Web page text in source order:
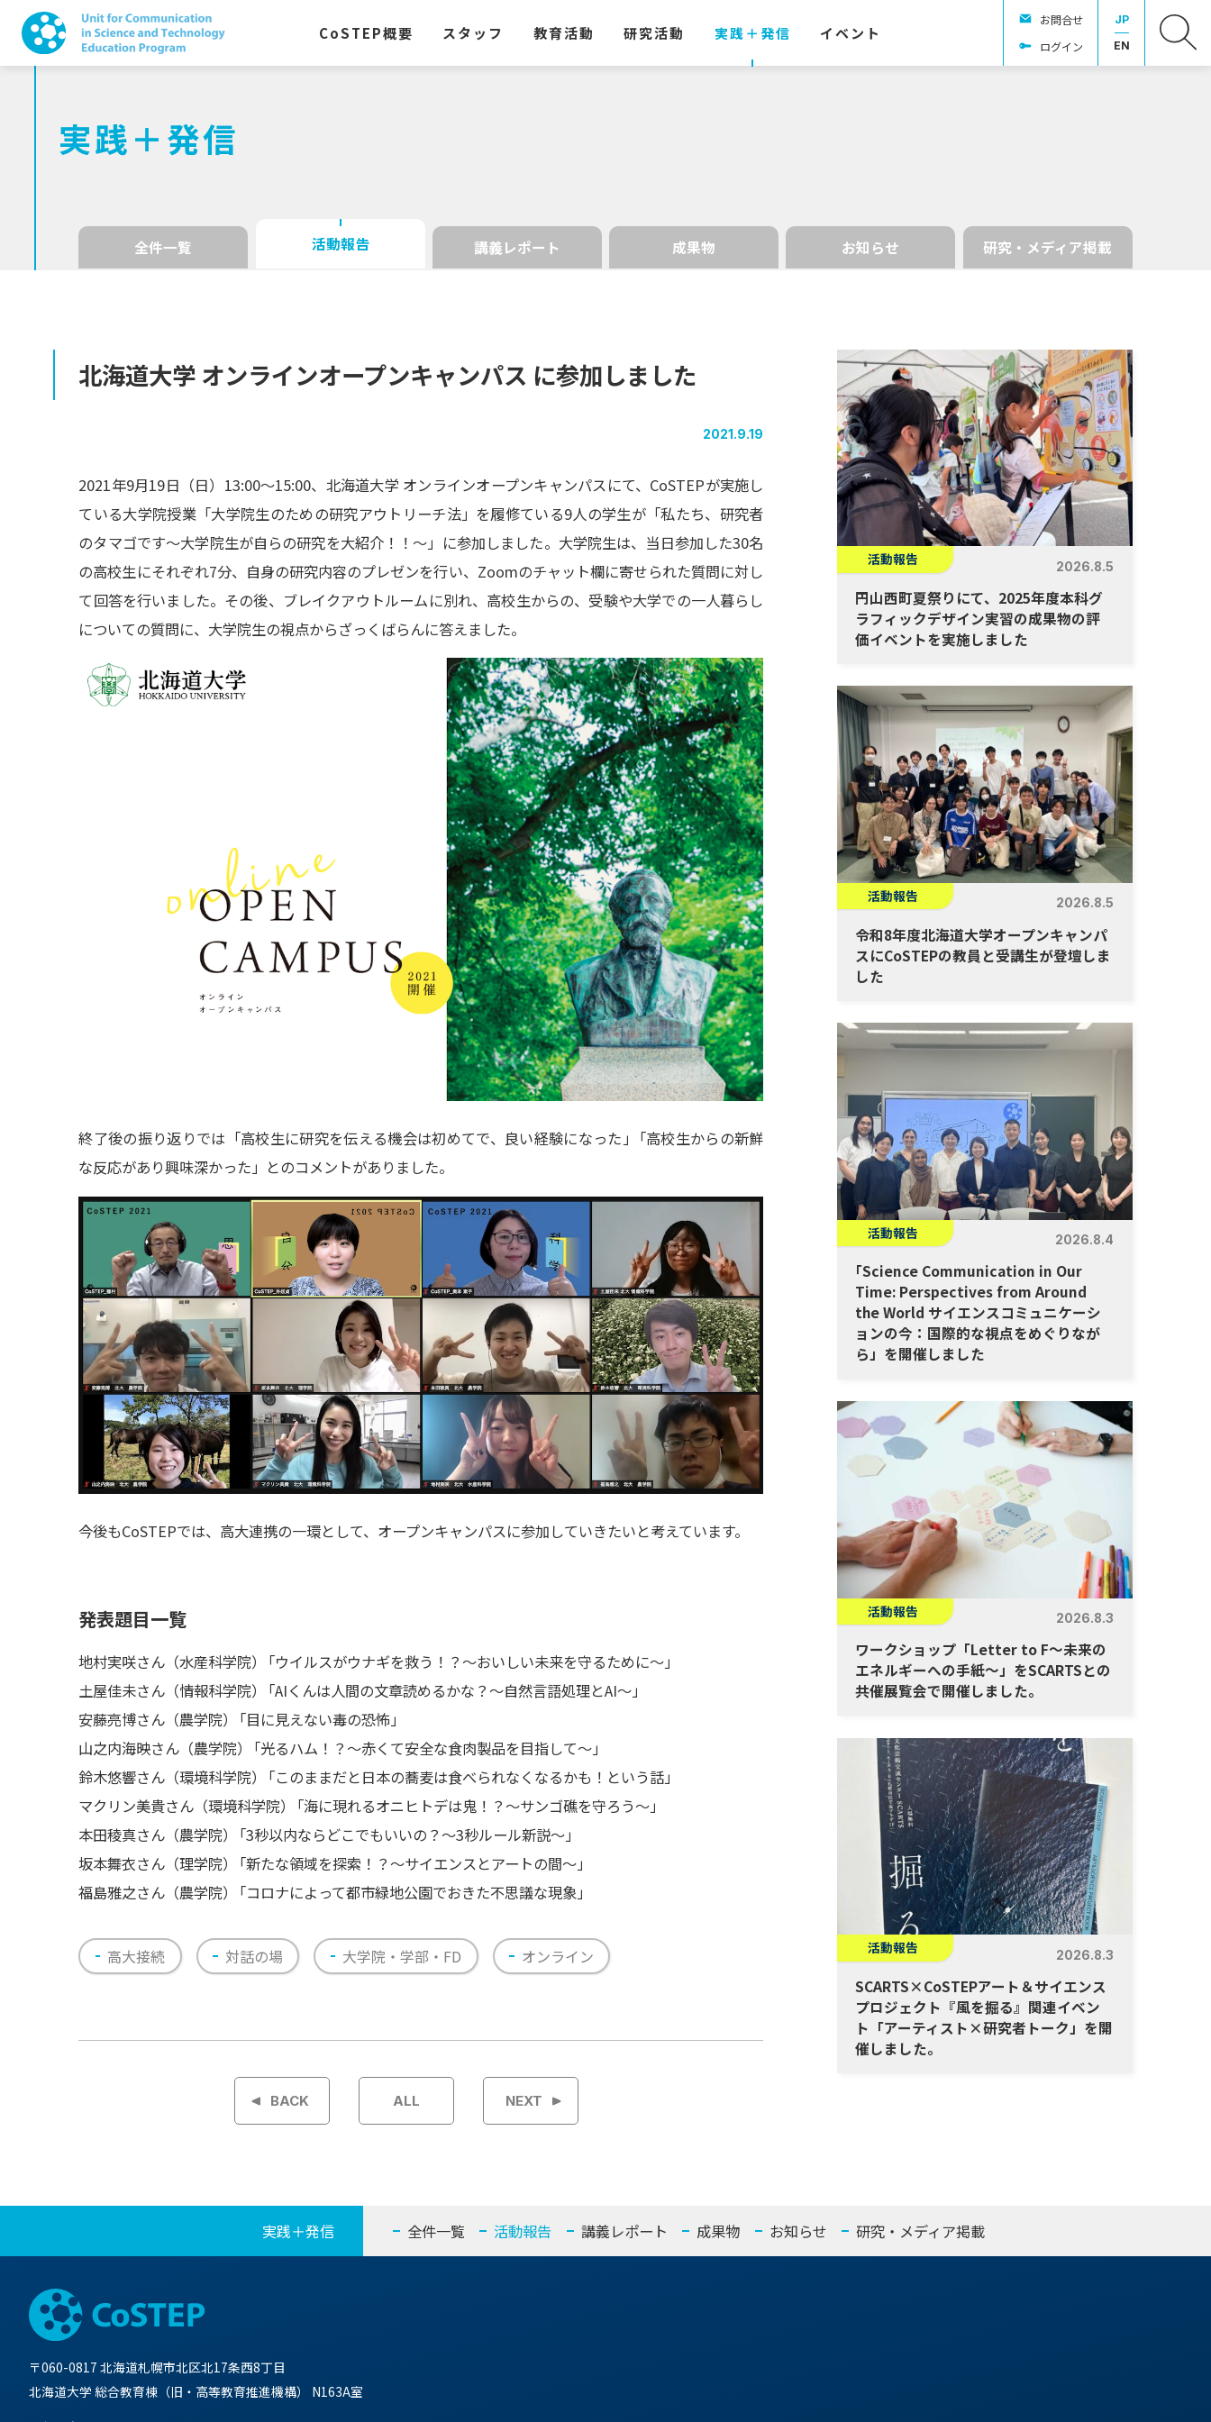
CoSTEP概要 スタッフ 教育活動 研究活動 実践＋発信 イベント
お問合せ
ログイン
JP
EN
実践＋発信
全件一覧 活動報告 講義レポート 成果物 お知らせ 研究・メディア掲載
北海道大学 オンラインオープンキャンパス に参加しました
2021.9.19
2021年9月19日（日）13:00〜15:00、北海道大学 オンラインオープンキャンパスにて、CoSTEPが実施し
ている大学院授業「大学院生のための研究アウトリーチ法」を履修ている9人の学生が「私たち、研究者
のタマゴです〜大学院生が自らの研究を大紹介！！〜」に参加しました。大学院生は、当日参加した30名
の高校生にそれぞれ7分、自身の研究内容のプレゼンを行い、Zoomのチャット欄に寄せられた質問に対し
て回答を行いました。その後、ブレイクアウトルームに別れ、高校生からの、受験や大学での一人暮らし
についての質問に、大学院生の視点からざっくばらんに答えました。
終了後の振り返りでは「高校生に研究を伝える機会は初めてで、良い経験になった 」 「高校生からの新鮮
な反応があり興味深かった」とのコメントがありました。
今後もCoSTEPでは、高大連携の一環として、オープンキャンパスに参加していきたいと考えています。
発表題目一覧
地村実咲さん（水産科学院）
「ウイルスがウナギを救う！？〜おいしい未来を守るために〜」
土屋佳未さん（情報科学院）
「AIくんは人間の文章読めるかな？〜自然言語処理とAI〜」
安藤亮博さん（農学院）
「目に見えない毒の恐怖」
山之内海映さん（農学院）
「光るハム！？〜赤くて安全な食肉製品を目指して〜」
鈴木悠響さん（環境科学院）
「このままだと日本の蕎麦は食べられなくなるかも！という話」
マクリン美貴さん（環境科学院）
「海に現れるオニヒトデは鬼！？〜サンゴ礁を守ろう〜」
本田稜真さん（農学院）
「3秒以内ならどこでもいいの？〜3秒ルール新説〜」
坂本舞衣さん（理学院）
「新たな領域を探索！？〜サイエンスとアートの間〜」
福島雅之さん（農学院） 「コロナによって都市緑地公園でおきた不思議な現象」
高大接続 対話の場 大学院・学部・FD オンライン
投
ゲ
ー
シ
ョ
ン
BACK ALL NEXT
活動報告 2026.8.5
円山西町夏祭りにて、2025年度本科グ
ラフィックデザイン実習の成果物の評
価イベントを実施しました
活動報告 2026.8.5
令和8年度北海道大学オープンキャンパ
スにCoSTEPの教員と受講生が登壇しま
した
活動報告 2026.8.4
「Science Communication in Our
Time: Perspectives from Around
the World サイエンスコミュニケーシ
ョンの今：国際的な視点をめぐりなが
ら」を開催しました
活動報告 2026.8.3
ワークショップ「Letter to F～未来の
エネルギーへの手紙～」をSCARTSとの
共催展覧会で開催しました。
活動報告 2026.8.3
SCARTS×CoSTEPアート＆サイエンス
プロジェクト『風を掘る』関連イベン
ト「アーティスト×研究者トーク」を開
催しました。
実践＋発信 全件一覧 活動報告 講義レポート 成果物 お知らせ 研究・メディア掲載
〒060-0817 北海道札幌市北区北17条西8丁目
北海道大学 総合教育棟（旧・高等教育推進機構） N163A室